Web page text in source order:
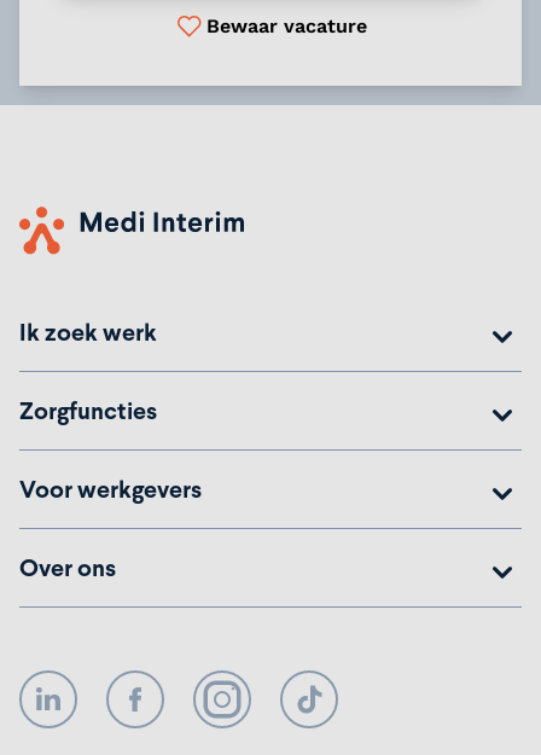
Bewaar vacature
Ik zoek werk
Zorgfuncties
Voor werkgevers
Over ons
LinkedIn FacebookInstagramTikTok